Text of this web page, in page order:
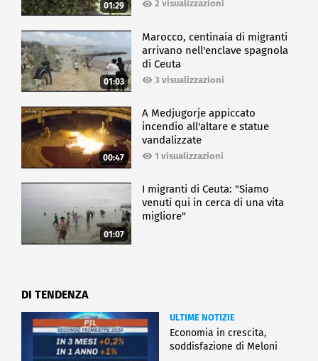
01:29 2 visualizzazioni
01:03
Marocco, centinaia di migranti
arrivano nell'enclave spagnola
di Ceuta
3 visualizzazioni
00:47
A Medjugorje appiccato
incendio all'altare e statue
vandalizzate
1 visualizzazioni
01:07
I migranti di Ceuta: "Siamo
venuti qui in cerca di una vita
migliore"
DI TENDENZA
ULTIME NOTIZIE
Economia in crescita,
soddisfazione di Meloni